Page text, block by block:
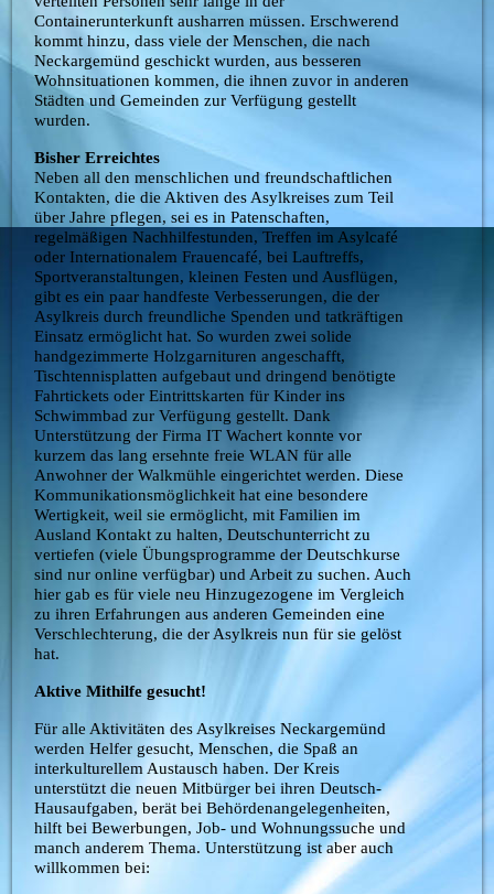
Containerunterkunft ausharren müssen. Erschwerend
kommt hinzu, dass viele der Menschen, die nach
Neckargemünd geschickt wurden, aus besseren
Wohnsituationen kommen, die ihnen zuvor in anderen
Städten und Gemeinden zur Verfügung gestellt
wurden.
Bisher Erreichtes
Neben all den menschlichen und freundschaftlichen
Kontakten, die die Aktiven des Asylkreises zum Teil
über Jahre pflegen, sei es in Patenschaften,
regelmäßigen Nachhilfestunden, Treffen im Asylcafé
oder Internationalem Frauencafé, bei Lauftreffs,
Sportveranstaltungen, kleinen Festen und Ausflügen,
gibt es ein paar handfeste Verbesserungen, die der
Asylkreis durch freundliche Spenden und tatkräftigen
Einsatz ermöglicht hat. So wurden zwei solide
handgezimmerte Holzgarnituren angeschafft,
Tischtennisplatten aufgebaut und dringend benötigte
Fahrtickets oder Eintrittskarten für Kinder ins
Schwimmbad zur Verfügung gestellt. Dank
Unterstützung der Firma IT Wachert konnte vor
kurzem das lang ersehnte freie WLAN für alle
Anwohner der Walkmühle eingerichtet werden. Diese
Kommunikationsmöglichkeit hat eine besondere
Wertigkeit, weil sie ermöglicht, mit Familien im
Ausland Kontakt zu halten, Deutschunterricht zu
vertiefen (viele Übungsprogramme der Deutschkurse
sind nur online verfügbar) und Arbeit zu suchen. Auch
hier gab es für viele neu Hinzugezogene im Vergleich
zu ihren Erfahrungen aus anderen Gemeinden eine
Verschlechterung, die der Asylkreis nun für sie gelöst
hat.
Aktive Mithilfe gesucht!
Für alle Aktivitäten des Asylkreises Neckargemünd
werden Helfer gesucht, Menschen, die Spaß an
interkulturellem Austausch haben. Der Kreis
unterstützt die neuen Mitbürger bei ihren Deutsch-
Hausaufgaben, berät bei Behördenangelegenheiten,
hilft bei Bewerbungen, Job- und Wohnungssuche und
manch anderem Thema. Unterstützung ist aber auch
willkommen bei: